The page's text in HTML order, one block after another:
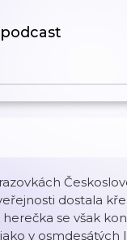
dostala
se však
v